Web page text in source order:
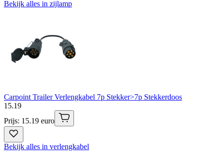
Bekijk alles in zijlamp
Carpoint Trailer Verlengkabel 7p Stekker>7p Stekkerdoos
15.19
Prijs: 15.19 euro
Bekijk alles in verlengkabel